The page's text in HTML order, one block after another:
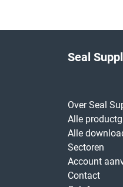
Seal
Over Seal
Alle
Alle
Sectoren
Account
Contact